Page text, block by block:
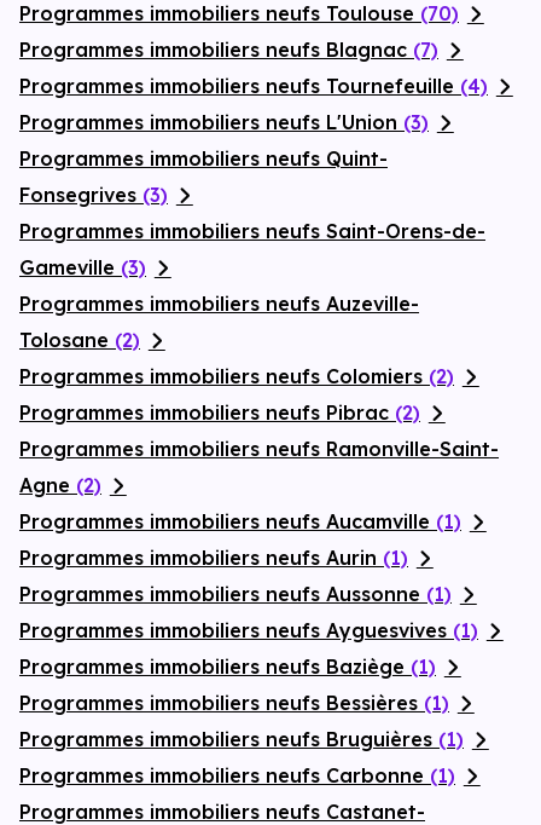
Financer
Programmes immobiliers neufs Toulouse (70)
Programmes immobiliers neufs Blagnac (7)
Programmes immobiliers neufs Tournefeuille (4)
Programmes immobiliers neufs L'Union (3)
Programmes immobiliers neufs Quint-
Fonsegrives (3)
Programmes immobiliers neufs Saint-Orens-de-
Gameville (3)
Programmes immobiliers neufs Auzeville-
Tolosane (2)
Programmes immobiliers neufs Colomiers (2)
Programmes immobiliers neufs Pibrac (2)
Programmes immobiliers neufs Ramonville-Saint-
Agne (2)
Programmes immobiliers neufs Aucamville (1)
Programmes immobiliers neufs Aurin (1)
Programmes immobiliers neufs Aussonne (1)
Programmes immobiliers neufs Ayguesvives (1)
Programmes immobiliers neufs Baziège (1)
Programmes immobiliers neufs Bessières (1)
Programmes immobiliers neufs Bruguières (1)
Programmes immobiliers neufs Carbonne (1)
Programmes immobiliers neufs Castanet-